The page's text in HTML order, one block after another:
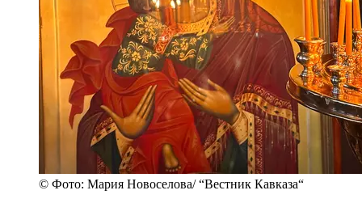
© Фото: Мария Новоселова/ “Вестник Кавказа“